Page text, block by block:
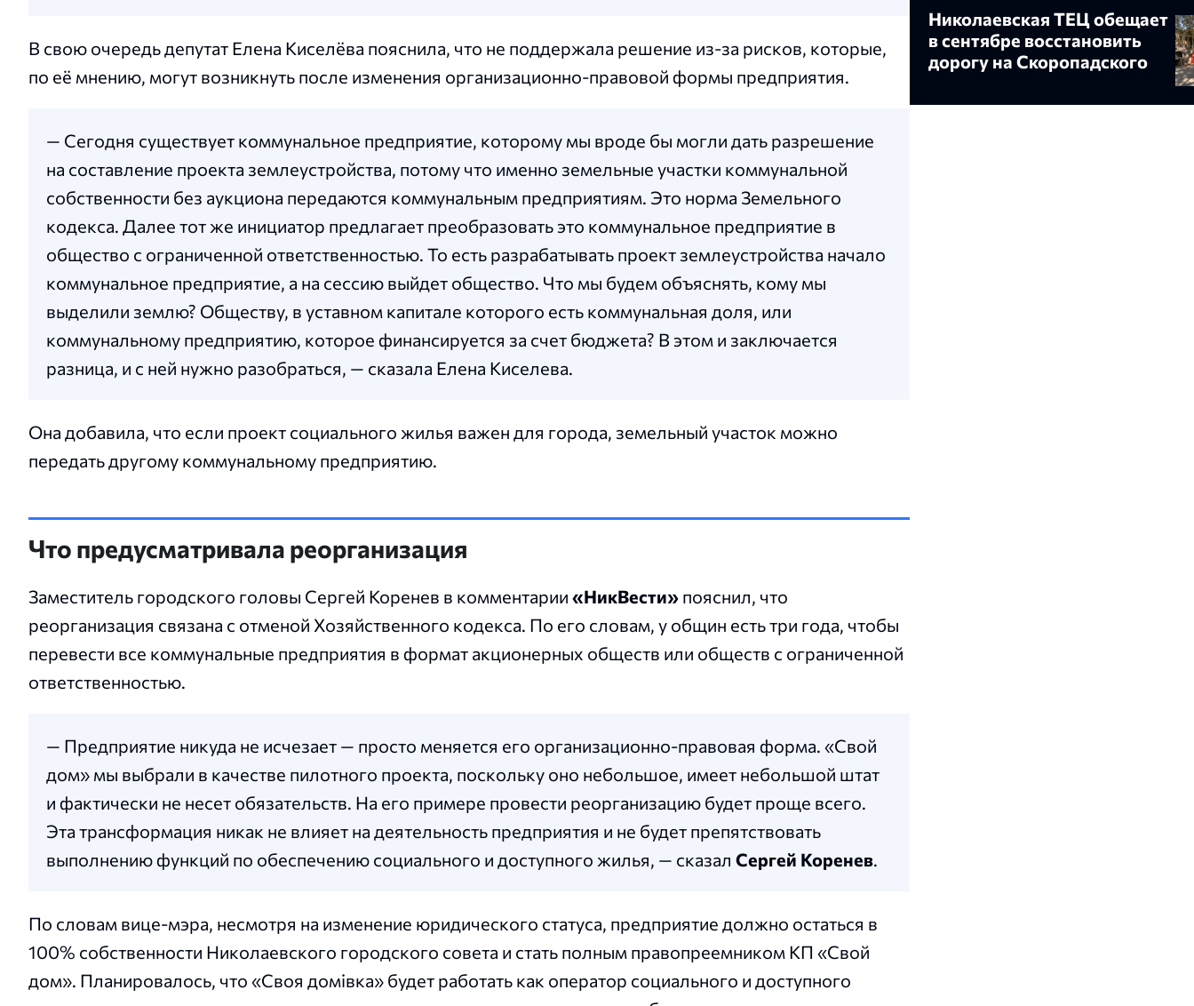
В свою очередь депутат Елена Киселёва пояснила, что не поддержала решение из-за рисков, которые,
по её мнению, могут возникнуть после изменения организационно-правовой формы предприятия.
— Сегодня существует коммунальное предприятие, которому мы вроде бы могли дать разрешение
на составление проекта землеустройства, потому что именно земельные участки коммунальной
собственности без аукциона передаются коммунальным предприятиям. Это норма Земельного
кодекса. Далее тот же инициатор предлагает преобразовать это коммунальное предприятие в
общество с ограниченной ответственностью. То есть разрабатывать проект землеустройства начало
коммунальное предприятие, а на сессию выйдет общество. Что мы будем объяснять, кому мы
выделили землю? Обществу, в уставном капитале которого есть коммунальная доля, или
коммунальному предприятию, которое финансируется за счет бюджета? В этом и заключается
разница, и с ней нужно разобраться, — сказала Елена Киселева.
Она добавила, что если проект социального жилья важен для города, земельный участок можно
передать другому коммунальному предприятию.
Что предусматривала реорганизация
Заместитель городского головы Сергей Коренев в комментарии «НикВести» пояснил, что
реорганизация связана с отменой Хозяйственного кодекса. По его словам, у общин есть три года, чтобы
перевести все коммунальные предприятия в формат акционерных обществ или обществ с ограниченной
ответственностью.
— Предприятие никуда не исчезает — просто меняется его организационно-правовая форма. «Свой
дом» мы выбрали в качестве пилотного проекта, поскольку оно небольшое, имеет небольшой штат
и фактически не несет обязательств. На его примере провести реорганизацию будет проще всего.
Эта трансформация никак не влияет на деятельность предприятия и не будет препятствовать
выполнению функций по обеспечению социального и доступного жилья, — сказал Сергей Коренев.
По словам вице-мэра, несмотря на изменение юридического статуса, предприятие должно остаться в
100% собственности Николаевского городского совета и стать полным правопреемником КП «Свой
дом». Планировалось, что «Своя домівка» будет работать как оператор социального и доступного
Николаевская ТЕЦ обещает
в сентябре восстановить
дорогу на Скоропадского